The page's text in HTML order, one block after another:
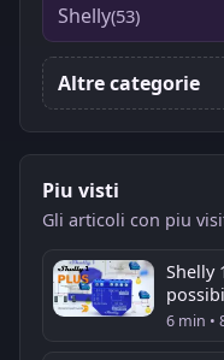
Shelly(53)
Altre categorie
Piu visti
Gli articoli con piu
Shelly
6 min •